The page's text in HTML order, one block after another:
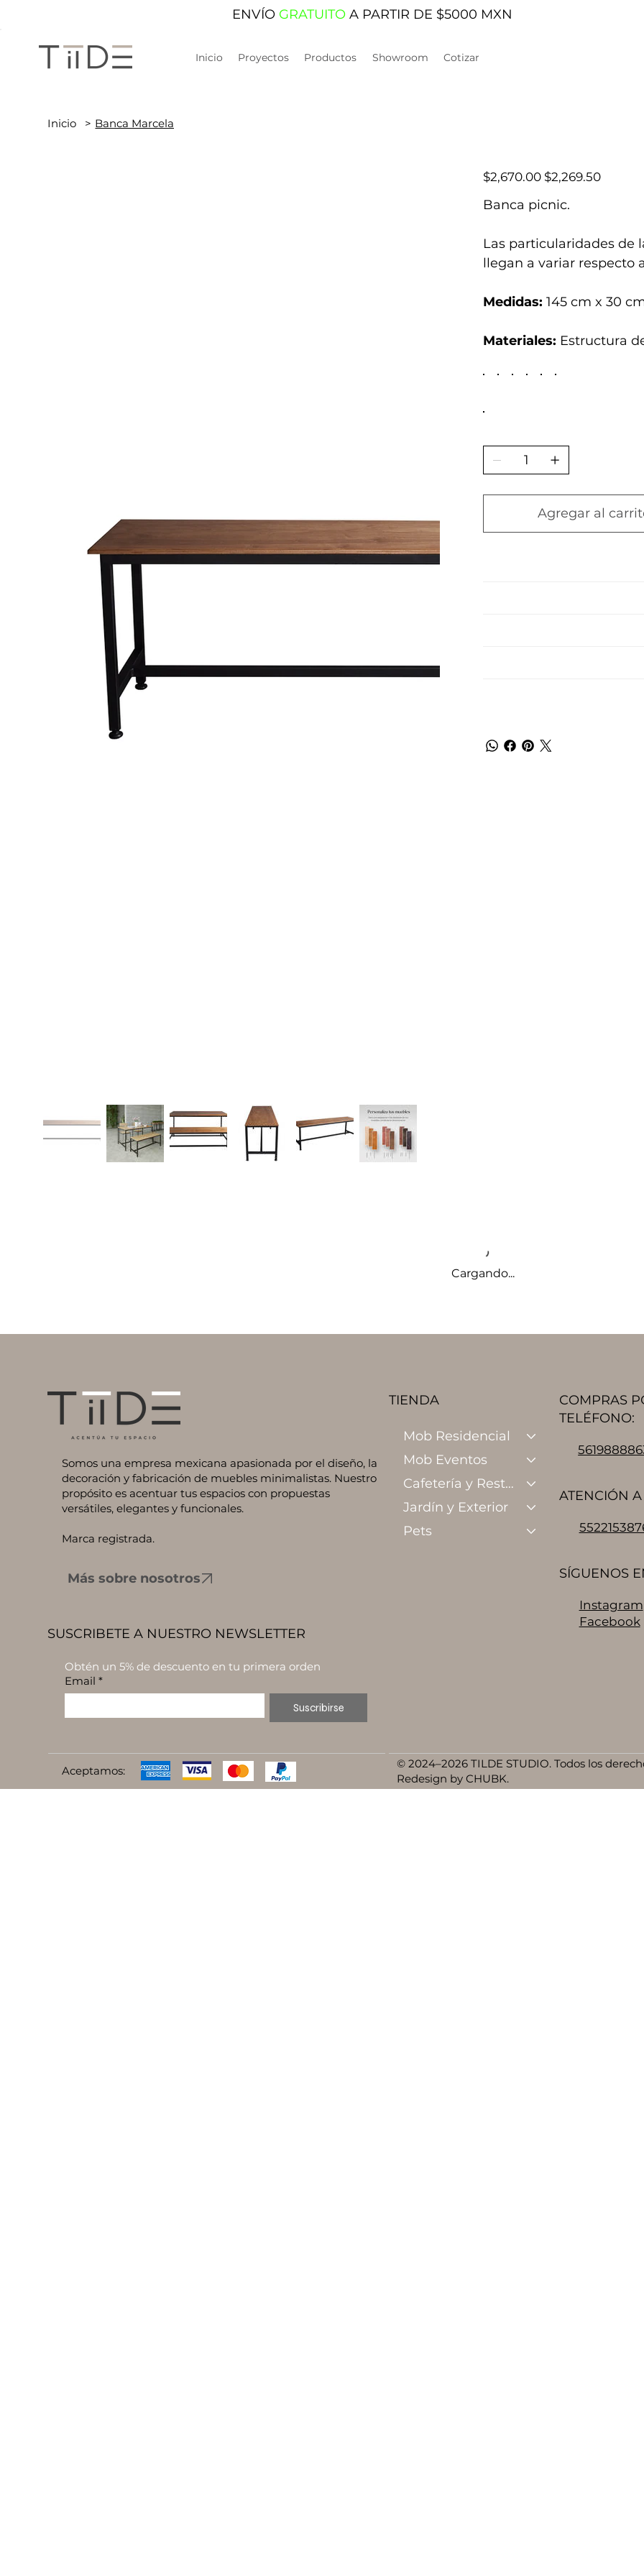
ENVÍO GRATUITOA PARTIR DE $5000 MXN
Inicio Proyectos Productos Showroom Cotizar
Inicio > Banca Marcela
Precio
original
$2,670.00 Precio
de
$2,269.50
Banca picnic.
Las particularidades de
llegan a variar respecto
Medidas:145 cm x 30
Materiales: Estructura
Agregar al
Cargando...
Somos una empresa mexicana apasionada por el diseño, la
decoración y fabricación de muebles minimalistas. Nuestro
propósito es acentuar tus espacios con propuestas
versátiles, elegantes y funcionales.
Marca registrada.
Más sobre nosotros
SUSCRIBETE A NUESTRO NEWSLETTER
Obtén un 5% de descuento en tu primera orden
Email *
Suscribirse
© 2024–2026 TILDE STUDIO. Todos los
Redesign by CHUBK.
TIENDA
Mob Residencial
Mob Eventos
Cafetería y Restaurante
Jardín y Exterior
Pets
COMPRAS
TELÉFONO:
ATENCIÓN
SÍGUENOS
Instagram
Facebook
Aceptamos: